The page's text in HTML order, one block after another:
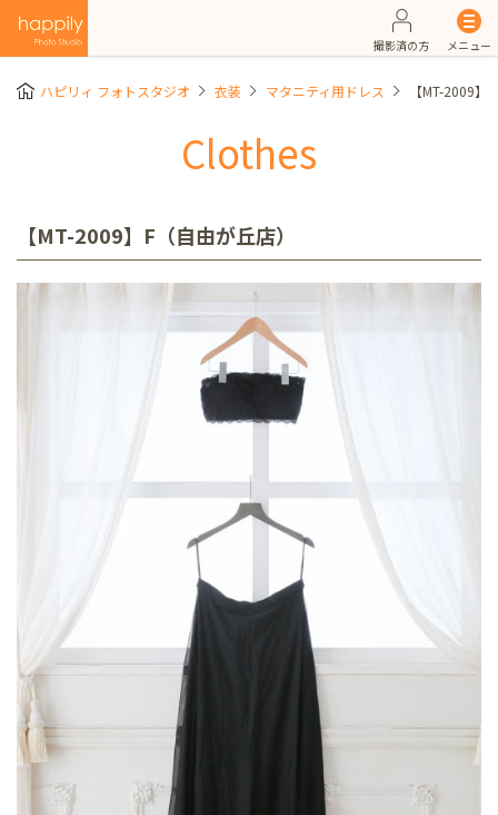
撮影済の方 メニュー
ハピリィ フォトスタジオ 衣装 マタニティ用ドレス 【MT-2009】
Clothes
【MT-2009】F（自由が丘店）